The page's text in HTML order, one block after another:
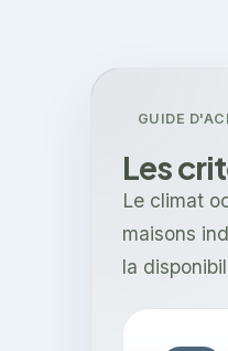
GUIDE
Les
Le climat
maisons
la